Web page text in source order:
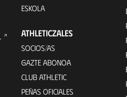
ESKOLA
ATHLETICZALES
SOCIOS/AS
GAZTE ABONOA
CLUB ATHLETIC
PEÑAS OFICIALES